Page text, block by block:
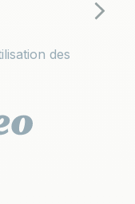
des